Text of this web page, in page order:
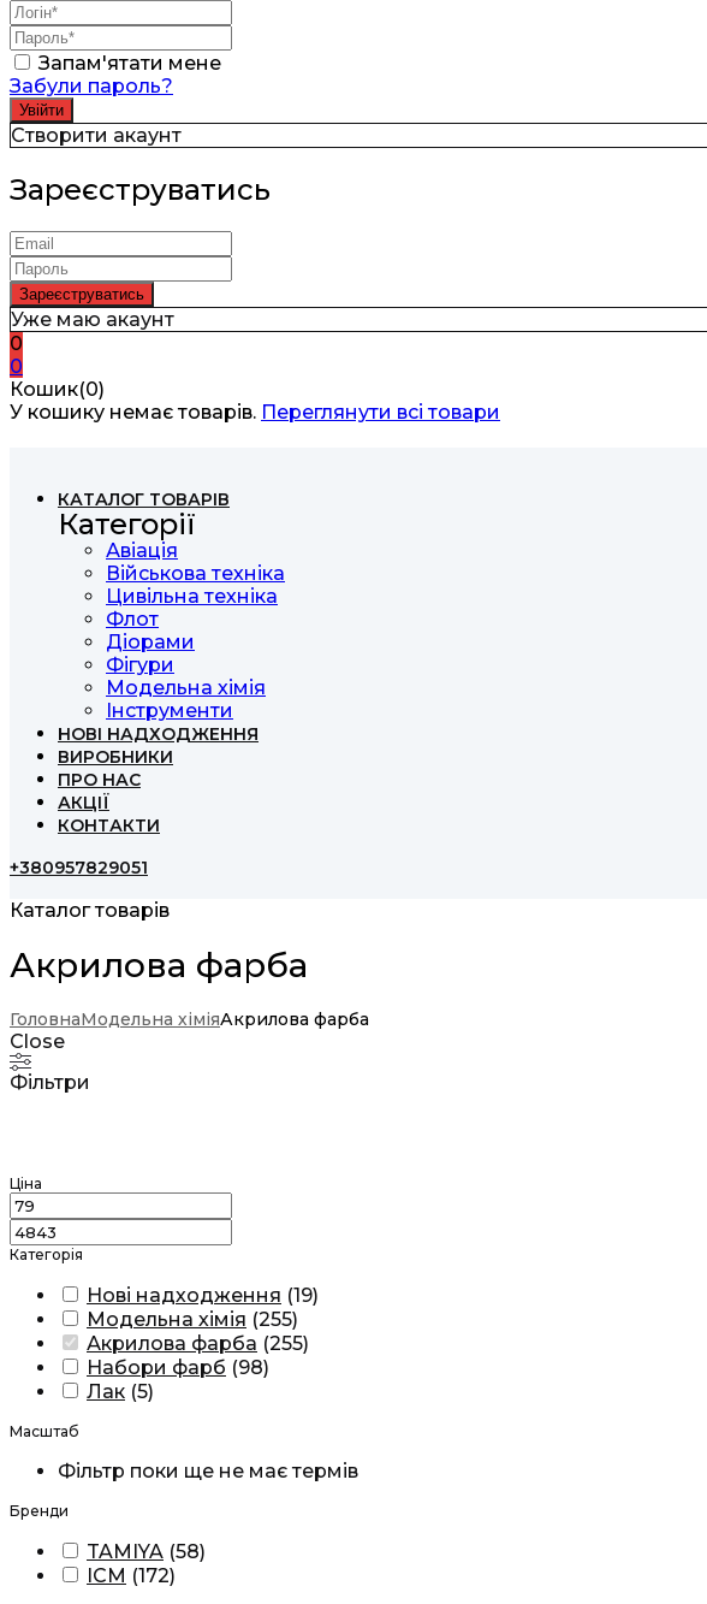
Запам'ятати мене
Забули пароль?
Створити акаунт
Зареєструватись
Уже маю акаунт
0
0
Кошик(0)
У кошику немає товарів. Переглянути всі товари
КАТАЛОГ ТОВАРІВ
Категорії
Авіація
Військова техніка
Цивільна техніка
Флот
Діорами
Фігури
Модельна хімія
Інструменти
НОВІ НАДХОДЖЕННЯ
ВИРОБНИКИ
ПРО НАС
АКЦІЇ
КОНТАКТИ
+380957829051
Каталог товарів
Акрилова фарба
ГоловнаМодельна хіміяАкрилова фарба
Close
Фільтри
Ціна
Категорія
Нові надходження (19)
Модельна хімія (255)
Акрилова фарба (255)
Набори фарб (98)
Лак (5)
Масштаб
Фільтр поки ще не має термів
Бренди
TAMIYA (58)
ICM (172)